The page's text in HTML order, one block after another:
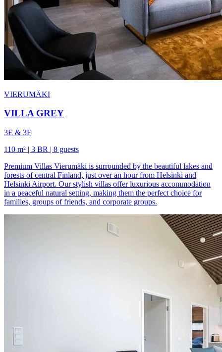
VIERUMÄKI
VILLA GREY
3E & 3F
110 m² | 3 BR | 8 guests
Premium Villas Vierumäki is surrounded by the beautiful lakes and
forests of central Finland, just over an hour from Helsinki and
Helsinki Airport. Our stylish villas offer luxurious accommodation
in a peaceful natural setting, making them the perfect choice for
families, groups of friends, and corporate groups.